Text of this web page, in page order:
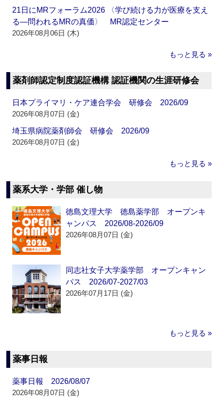
21日にMRフォーラム2026 〈学び続ける力が医療を支え
る―問われるMRの真価〉 MR認定センター
2026年08月06日 (木)
もっと見る »
薬剤師認定制度認証機構 認証機関の生涯研修会
日本プライマリ・ケア連合学会 研修会 2026/09
2026年08月07日 (金)
埼玉県病院薬剤師会 研修会 2026/09
2026年08月07日 (金)
もっと見る »
薬系大学・学部 催し物
徳島文理大学 徳島薬学部 オープンキ
ャンパス 2026/08-2026/09
2026年08月07日 (金)
同志社女子大学薬学部 オープンキャン
パス 2026/07-2027/03
2026年07月17日 (金)
もっと見る »
薬事日報
薬事日報 2026/08/07
2026年08月07日 (金)